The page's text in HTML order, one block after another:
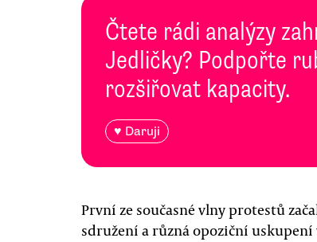
Čtete rádi analýzy
Jedličky? Podpořte
rozšiřovat kapacity.
♥ Daruji
První ze současné vlny protestů
sdružení a různá opoziční